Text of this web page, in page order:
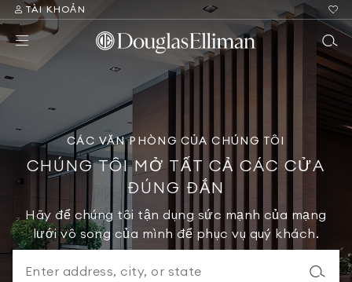
TÀI KHOẢN
CÁC VĂN PHÒNG CỦA CHÚNG TÔI
CHÚNG TÔI MỞ TẤT CẢ CÁC CỬA
ĐÚNG ĐẮN
Hãy để chúng tôi tận dụng sức mạnh của mạng
lưới vô song của mình để phục vụ quý khách.